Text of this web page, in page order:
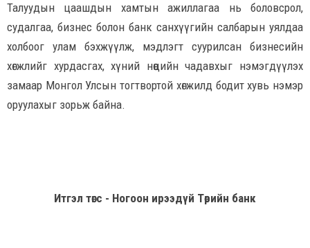
Талуудын цаашдын хамтын ажиллагаа нь боловсрол,
судалгаа, бизнес болон банк санхүүгийн салбарын уялдаа
холбоог улам бэхжүүлж, мэдлэгт суурилсан бизнесийн
хөгжлийг хурдасгах, хүний нөөцийн чадавхыг нэмэгдүүлэх
замаар Монгол Улсын тогтвортой хөгжилд бодит хувь нэмэр
оруулахыг зорьж байна.
Итгэл төгс - Ногоон ирээдүй Төрийн банк